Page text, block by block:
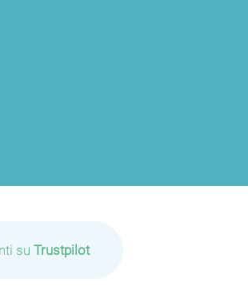
su Trustpilot